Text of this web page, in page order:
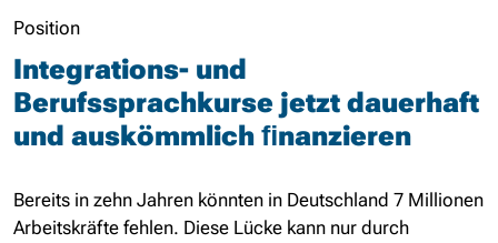
Position
Integrations- und
Berufssprachkurse jetzt dauerhaft
und auskömmlich ﬁnanzieren
Bereits in zehn Jahren könnten in Deutschland 7 Millionen
Arbeitskräfte fehlen. Diese Lücke kann nur durch